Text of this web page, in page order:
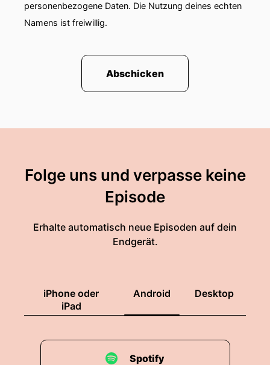
personenbezogene Daten. Die Nutzung deines echten
Namens ist freiwillig.
Abschicken
Folge uns und verpasse keine
Episode
Erhalte automatisch neue Episoden auf dein
Endgerät.
iPhone oder
iPad
Android Desktop
Spotify